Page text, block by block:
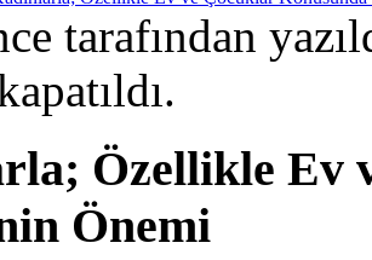
tarafından
Özellikle Ev
Önemi